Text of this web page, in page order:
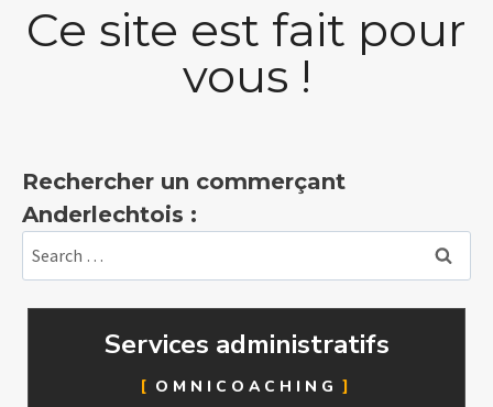
Ce site est fait pour
vous !
Rechercher un commerçant
Anderlecht​ois :
Services administratifs
OMNICOACHING